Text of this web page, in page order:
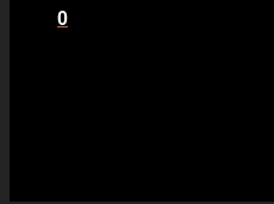
0